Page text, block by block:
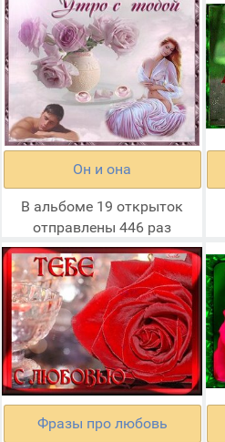
Он и она
В альбоме 19 открыток
отправлены 446 раз
Фразы про любовь